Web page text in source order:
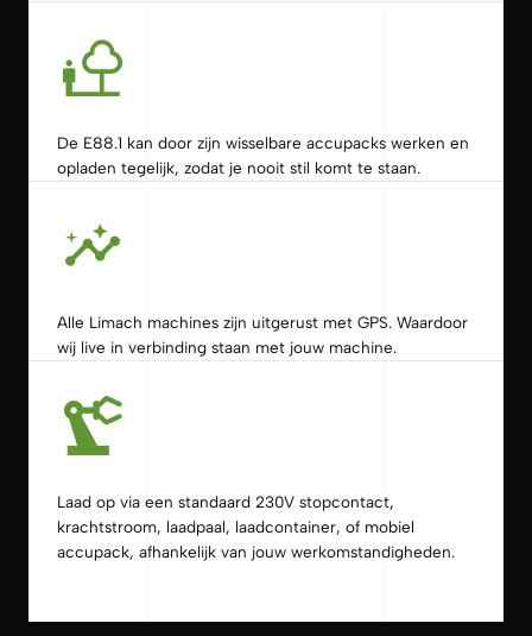
De E88.1 kan door zijn wisselbare accupacks werken en
opladen tegelijk, zodat je nooit stil komt te staan.
Alle Limach machines zijn uitgerust met GPS. Waardoor
wij live in verbinding staan met jouw machine.
Laad op via een standaard 230V stopcontact,
krachtstroom, laadpaal, laadcontainer, of mobiel
accupack, afhankelijk van jouw werkomstandigheden.